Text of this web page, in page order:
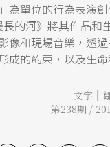
為單位的行為表演
的河》將其作品和
像和現場音樂，透
成的約束，以及生
文字 |
第238期 /